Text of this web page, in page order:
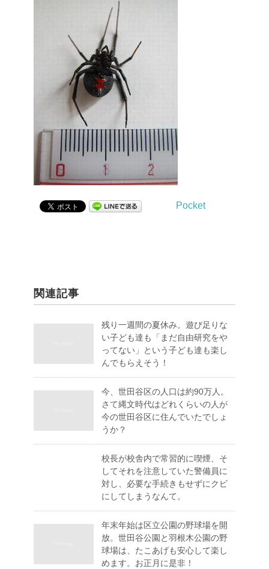
Pocket
関連記事
残り一週間の夏休み。遊び足りな
い子ども達も「まだ自由研究をや
ってない」という子ども達も楽し
んでもらえそう！
今、世田谷区の人口は約90万人。
さて縄文時代はどれくらいの人が
今の世田谷区に住んでいたでしょ
うか？
校長が校舎内で常習的に喫煙、そ
してそれを注意していた警備員に
対し、必要な手続きもせずにクビ
にしてしまうなんて。
年末年始は区立公園の野球場を開
放。世田谷公園と羽根木公園の野
球場は、たこあげも安心して楽し
めます。お正月に是非！